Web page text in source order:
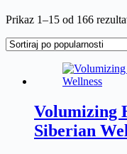
Prikaz 1–15 od 166
Volumizing
Siberian